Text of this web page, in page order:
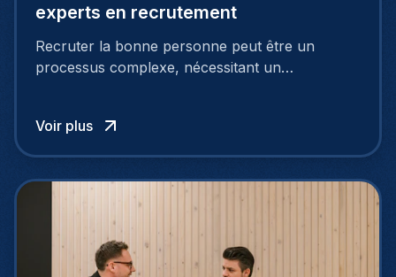
experts en recrutement
Recruter la bonne personne peut être un
processus complexe, nécessitant un
Voir plus